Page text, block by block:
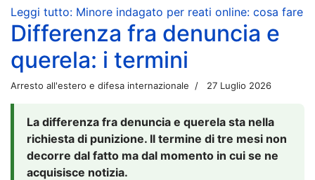
Leggi tutto: Minore indagato per reati online: cosa fare
Differenza fra denuncia e
querela: i termini
Arresto all'estero e difesa internazionale 27 Luglio 2026
La differenza fra denuncia e querela sta nella
richiesta di punizione. Il termine di tre mesi non
decorre dal fatto ma dal momento in cui se ne
acquisisce notizia.